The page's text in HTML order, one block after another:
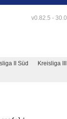
v0.82.5 -
II Süd
Kreisliga